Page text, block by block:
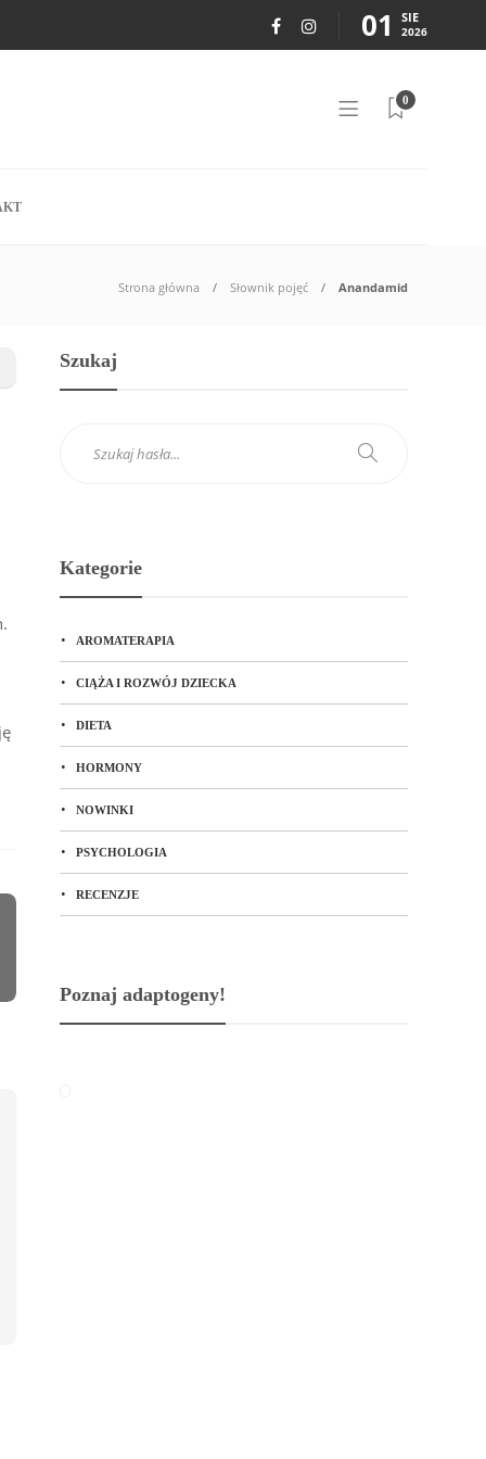
01 SIE
2026
0
Strona główna Słownik pojęć Anandamid
Szukaj
Kategorie
AROMATERAPIA
CIĄŻA I ROZWÓJ DZIECKA
DIETA
HORMONY
NOWINKI
PSYCHOLOGIA
RECENZJE
Poznaj adaptogeny!